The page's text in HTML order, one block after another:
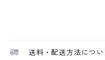
送料・配送方法につい